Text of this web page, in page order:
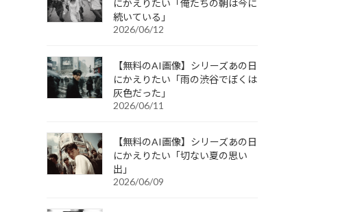
にかえりたい「俺たちの朝は今に
続いている」
2026/06/12
【無料のAI画像】シリーズあの日
にかえりたい「雨の渋谷でぼくは
灰色だった」
2026/06/11
【無料のAI画像】シリーズあの日
にかえりたい「切ない夏の思い
出」
2026/06/09